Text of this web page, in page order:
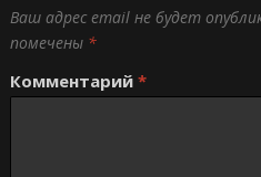
Ваш адрес email не будет
помечены *
Комментарий *